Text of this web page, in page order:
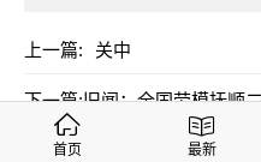
上一篇: 关中
下一篇:旧闻：全国劳模抚顺
首页 最新